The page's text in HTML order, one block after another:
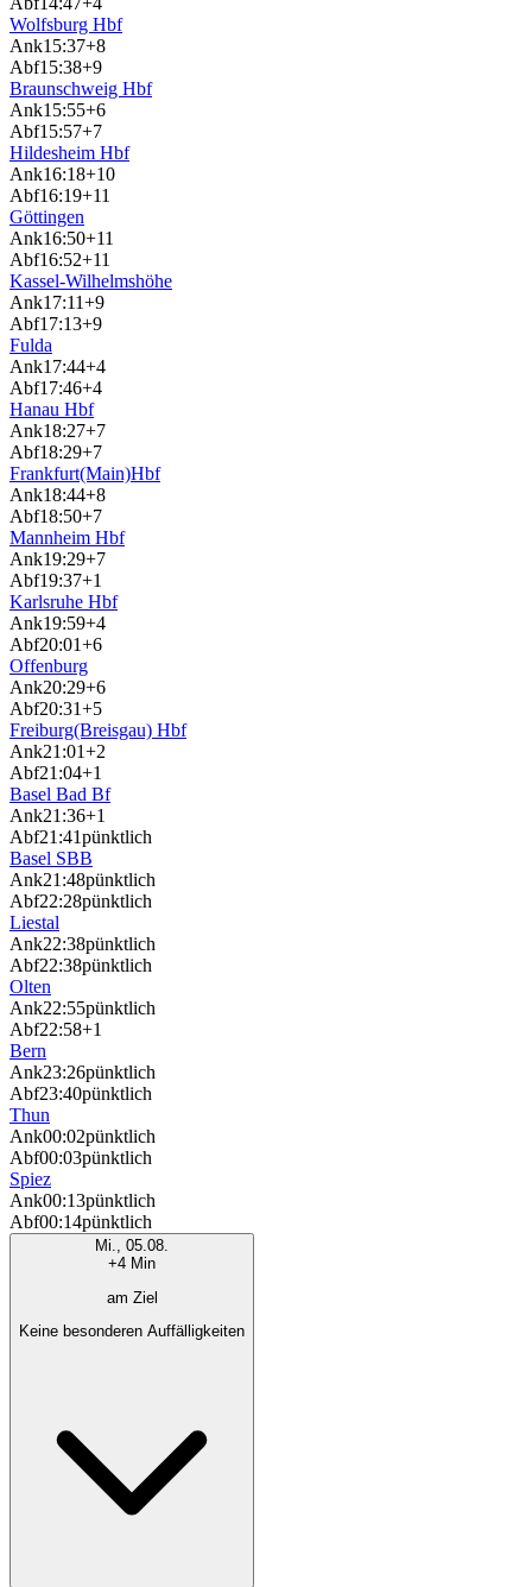
Wolfsburg Hbf
Ank15:37+8
Abf15:38+9
Braunschweig Hbf
Ank15:55+6
Abf15:57+7
Hildesheim Hbf
Ank16:18+10
Abf16:19+11
Göttingen
Ank16:50+11
Abf16:52+11
Kassel-Wilhelmshöhe
Ank17:11+9
Abf17:13+9
Fulda
Ank17:44+4
Abf17:46+4
Hanau Hbf
Ank18:27+7
Abf18:29+7
Frankfurt(Main)Hbf
Ank18:44+8
Abf18:50+7
Mannheim Hbf
Ank19:29+7
Abf19:37+1
Karlsruhe Hbf
Ank19:59+4
Abf20:01+6
Offenburg
Ank20:29+6
Abf20:31+5
Freiburg(Breisgau) Hbf
Ank21:01+2
Abf21:04+1
Basel Bad Bf
Ank21:36+1
Abf21:41pünktlich
Basel SBB
Ank21:48pünktlich
Abf22:28pünktlich
Liestal
Ank22:38pünktlich
Abf22:38pünktlich
Olten
Ank22:55pünktlich
Abf22:58+1
Bern
Ank23:26pünktlich
Abf23:40pünktlich
Thun
Ank00:02pünktlich
Abf00:03pünktlich
Spiez
Ank00:13pünktlich
Abf00:14pünktlich
Mi., 05.08.
+4 Min
am Ziel
Keine besonderen Auffälligkeiten